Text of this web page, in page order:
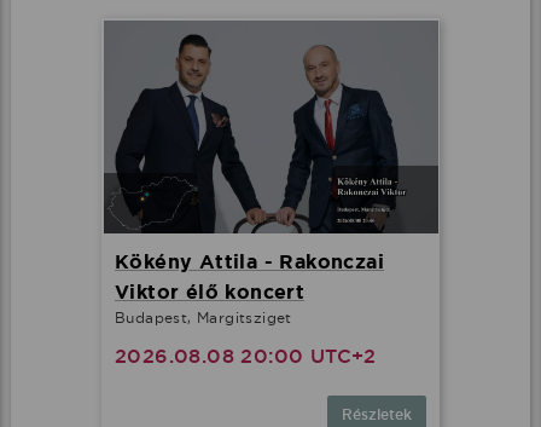
Kökény Attila - Rakonczai
Viktor élő koncert
Budapest, Margitsziget
2026.08.08 20:00 UTC+2
Részletek